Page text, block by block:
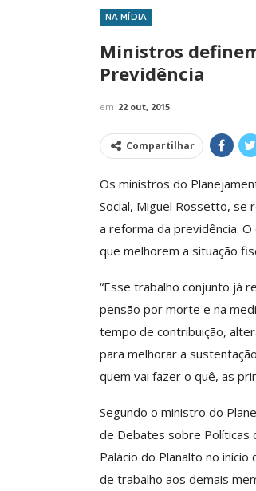
NA MÍDIA
Ministros
Previdência
em 22 out, 2015
Compartilhar
Os ministros do
Social, Miguel Rossetto, se
a reforma da previdência.
que melhorem a situação
“Esse trabalho conjunto já
pensão por morte e na
tempo de contribuição,
para melhorar a
quem vai fazer o quê, as
Segundo o ministro do
de Debates sobre Políticas
Palácio do Planalto no
de trabalho aos demais